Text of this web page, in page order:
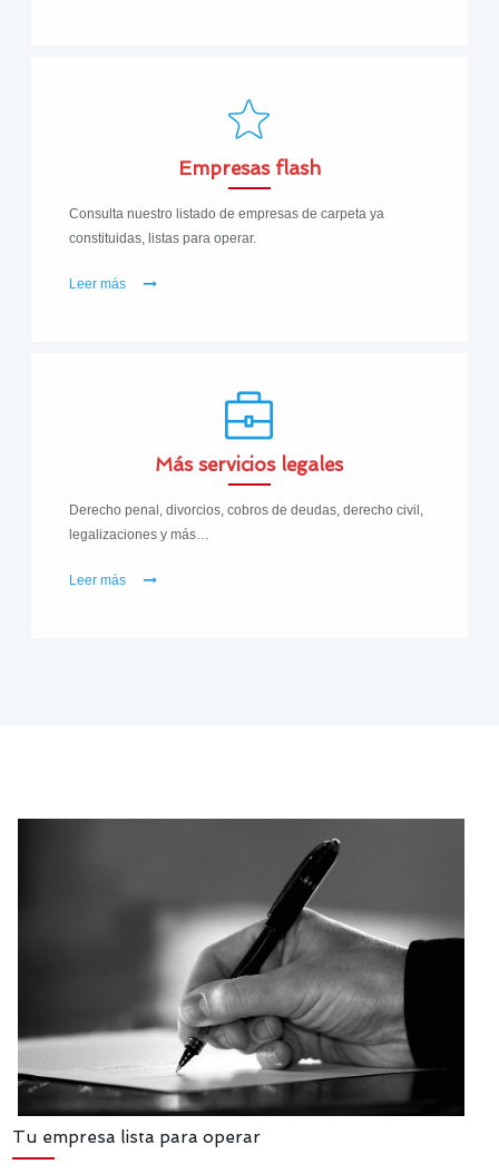
Empresas flash
Consulta nuestro listado de empresas de carpeta ya
constituidas, listas para operar.
Leer más
Más servicios legales
Derecho penal, divorcios, cobros de deudas, derecho civil,
legalizaciones y más…
Leer más
Tu empresa lista para operar